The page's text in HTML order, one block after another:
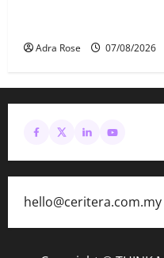
Adra Rose 07/08/2026
hello@ceritera.com.my